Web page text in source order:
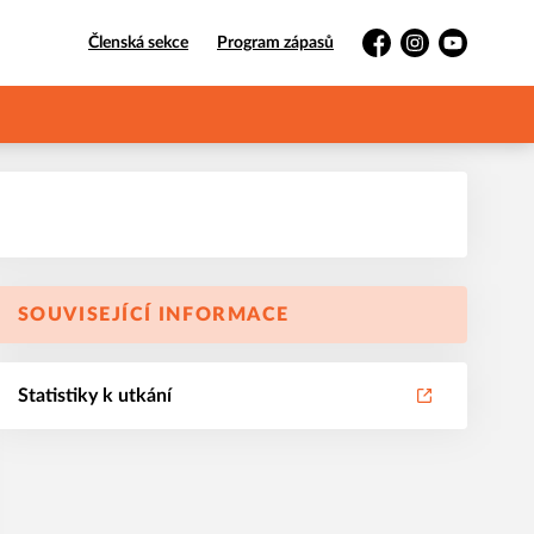
Členská sekce Program zápasů
FacebookInstagramYouTube
SOUVISEJÍCÍ INFORMACE
Statistiky k utkání